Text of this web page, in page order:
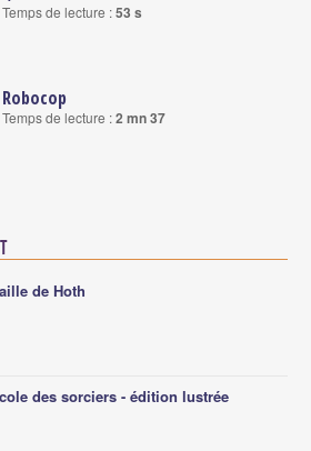
Temps de lecture :53 s
Robocop
Temps de lecture :2 mn 37
de Hoth
des sorciers - édition lustrée